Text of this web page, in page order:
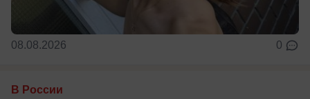
08.08.2026 0
В России